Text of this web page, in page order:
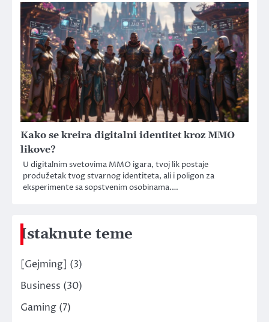
Kako se kreira digitalni identitet kroz MMO
likove?
U digitalnim svetovima MMO igara, tvoj lik postaje
produžetak tvog stvarnog identiteta, ali i poligon za
eksperimente sa sopstvenim osobinama.…
Istaknute teme
[Gejming] (3)
Business (30)
Gaming (7)